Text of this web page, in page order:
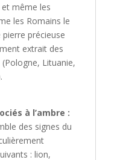
et même les
les Romains le
précieuse
extrait des
Lituanie,
à l’ambre :
des signes du
: lion,